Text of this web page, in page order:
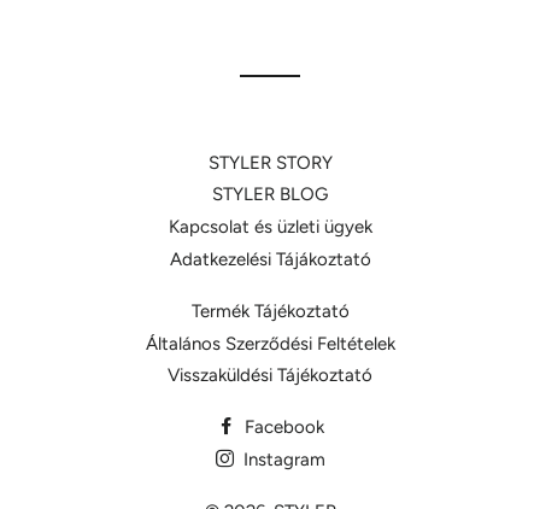
STYLER STORY
STYLER BLOG
Kapcsolat és üzleti ügyek
Adatkezelési Tájákoztató
Termék Tájékoztató
Általános Szerződési Feltételek
Visszaküldési Tájékoztató
Facebook
Instagram